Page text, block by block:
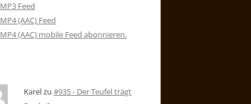
MP3 Feed
MP4 (AAC) Feed
MP4 (AAC) mobile Feed abonnieren.
Karelzu #935 - Der Teufel trägt